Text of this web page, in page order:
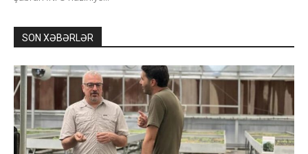
SON XƏBƏRLƏR